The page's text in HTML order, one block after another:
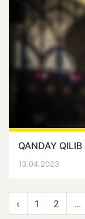
QANDAY
13.04.2023
‹ 1 2 ...